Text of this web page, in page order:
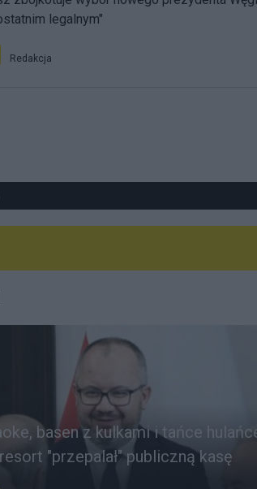
legalnym"
Redakcja
basen z kulkami i tańce
"przepalał" publiczną kasę